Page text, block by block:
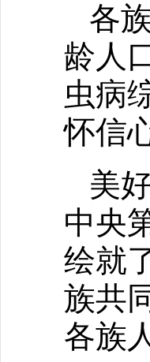
各
龄人
虫病
怀信
美
中央
绘就
族共
各族